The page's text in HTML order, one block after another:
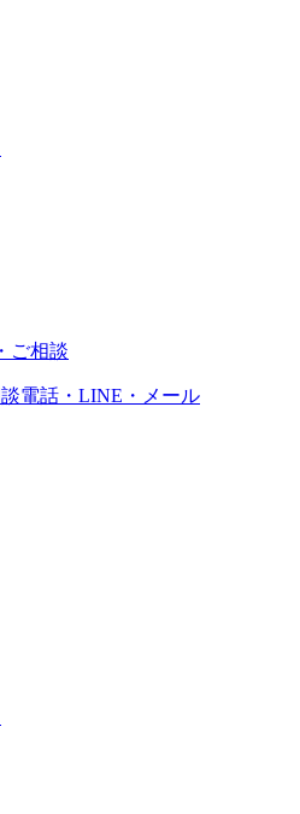
ご相談
電話・LINE・メール